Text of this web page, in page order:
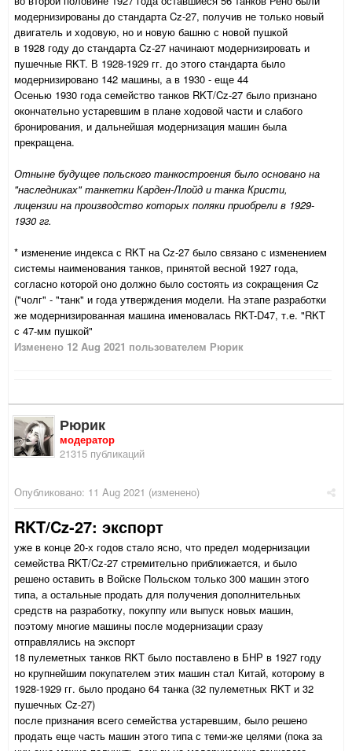
модернизированы до стандарта Cz-27, получив не только новый
двигатель и ходовую, но и новую башню с новой пушкой
в 1928 году до стандарта Cz-27 начинают модернизировать и
пушечные RKT. В 1928-1929 гг. до этого стандарта было
модернизировано 142 машины, а в 1930 - еще 44
Осенью 1930 года семейство танков RKT/Cz-27 было признано
окончательно устаревшим в плане ходовой части и слабого
бронирования, и дальнейшая модернизация машин была
прекращена.
Отныне будущее польского танкостроения было основано на
"наследниках" танкетки Карден-Ллойд и танка Кристи,
лицензии на производство которых поляки приобрели в 1929-
1930 гг.
* изменение индекса с RKT на Cz-27 было связано с изменением
системы наименования танков, принятой весной 1927 года,
согласно которой оно должно было состоять из сокращения Cz
("чолг" - "танк" и года утверждения модели. На этапе разработки
же модернизированная машина именовалась RKT-D47, т.е. "RKT
с 47-мм пушкой"
Изменено 12 Aug 2021 пользователем Рюрик
Рюрик
модератор
21315 публикаций
Опубликовано: 11 Aug 2021 (изменено)
RKT/Cz-27: экспорт
уже в конце 20-х годов стало ясно, что предел модернизации
семейства RKT/Cz-27 стремительно приближается, и было
решено оставить в Войске Польском только 300 машин этого
типа, а остальные продать для получения дополнительных
средств на разработку, покуппу или выпуск новых машин,
поэтому многие машины после модернизации сразу
отправлялись на экспорт
18 пулеметных танков RKT было поставлено в БНР в 1927 году
но крупнейшим покупателем этих машин стал Китай, которому в
1928-1929 гг. было продано 64 танка (32 пулеметных RKT и 32
пушечных Cz-27)
после признания всего семейства устаревшим, было решено
продать еще часть машин этого типа с теми-же целями (пока за